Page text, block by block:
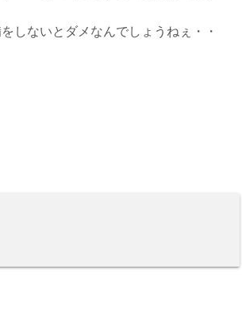
しないとダメなんでしょうねぇ・・